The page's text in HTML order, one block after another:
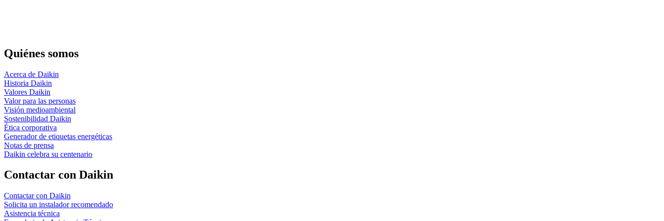
Quiénes somos
Acerca de Daikin
Historia Daikin
Valores Daikin
Valor para las personas
Visión medioambiental
Sostenibilidad Daikin
Ética corporativa
Generador de etiquetas energéticas
Notas de prensa
Daikin celebra su centenario
Contactar con Daikin
Contactar con Daikin
Solicita un instalador recomendado
Asistencia técnica